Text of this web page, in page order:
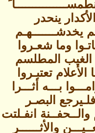
ينحدر
يخدشـــــــهـم
وما شعـروا
الغيب المطلسم
تعتبـروا
بـــه أثـــرا
البصـر
انفـلتت
والأثــــــر